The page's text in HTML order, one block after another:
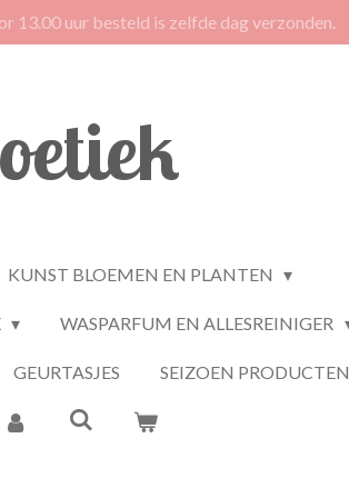
13.00 uur besteld is zelfde dag verzonden.
KUNST BLOEMEN EN PLANTEN
WASPARFUM EN ALLESREINIGER
GEURTASJES SEIZOEN PRODUCTEN